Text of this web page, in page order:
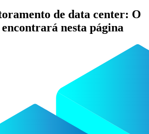
de data center: O
encontrará nesta página